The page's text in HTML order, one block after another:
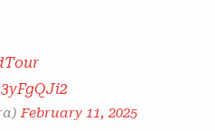
February 11, 2025